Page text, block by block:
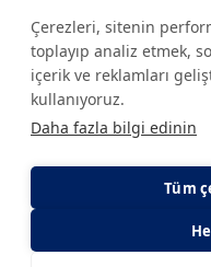
Sitede yer alan tüm
Sağlığınızla ilgili
kuruluşuna başvurunuz.
Gizlilik ve Çerez Politikası
Çerezleri, sitenin
toplayıp analiz etmek,
içerik ve reklamları
kullanıyoruz.
Daha fazla bilgi edinin
Tüm